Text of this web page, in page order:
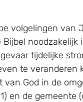
volgelingen
tijdelijke
te veranderen
God in de
en de